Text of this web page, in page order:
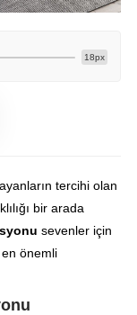
18px
tercihi olan
bir arada
sevenler için
önemli